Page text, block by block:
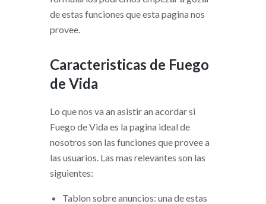
de estas funciones que esta pagina nos
provee.
Caracteristicas de Fuego
de Vida
Lo que nos va an asistir an acordar si
Fuego de Vida es la pagina ideal de
nosotros son las funciones que provee a
las usuarios. Las mas relevantes son las
siguientes:
Tablon sobre anuncios: una de estas